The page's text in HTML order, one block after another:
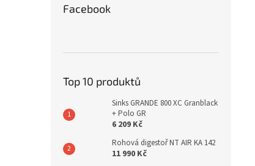
Facebook
Top 10 produktů
Sinks GRANDE 800 XC Granblack
+ Polo GR
6 209 Kč
Rohová digestoř NT AIR KA 142
11 990 Kč